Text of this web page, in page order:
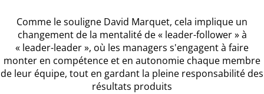
Comme le souligne David Marquet, cela implique un
changement de la mentalité de « leader-follower » à
« leader-leader », où les managers s'engagent à faire
monter en compétence et en autonomie chaque membre
de leur équipe, tout en gardant la pleine responsabilité des
résultats produits